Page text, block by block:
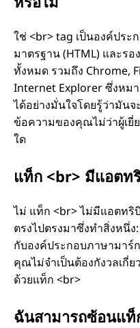
ใช่ <br> tag เป็นองค์ประ
มาตรฐาน (HTML) และรอ
ทั้งหมด รวมถึง Chrome,
Internet Explorer ซึ่งหม
ได้อย่างมั่นใจโดยรู้ว่ามัน
ข้อความของคุณไม่ว่าผู้เยี่
ใด
แท็ก <br> มีแอตท
ไม่ แท็ก <br> ไม่มีแอตทริ
ตรงไปตรงมาซึ่งทําสิ่งหนึ่
กับองค์ประกอบภาษามาร์
คุณไม่จําเป็นต้องกังวลเกี่
ด้วยแท็ก <br>
ฉันสามารถซ้อนแ